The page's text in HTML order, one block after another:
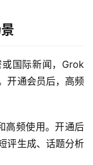
国际新闻，Grok
开通会员后，高频
高频使用。开通后
评生成、话题分析